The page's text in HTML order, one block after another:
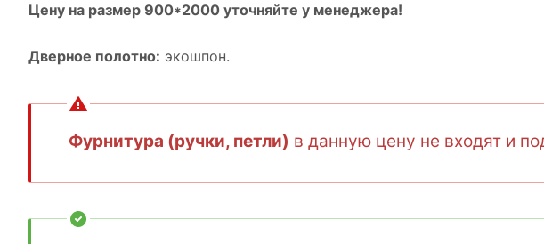
Цену на размер 900*2000 уточняйте у менеджера!
Дверное полотно: экошпон.
Фурнитура (ручки, петли) в данную цену не входят и